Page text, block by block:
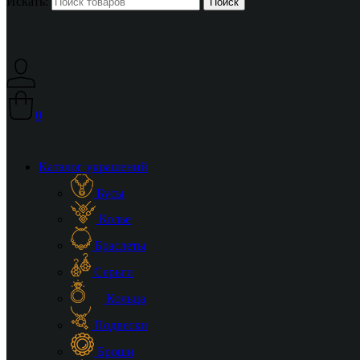
0
Каталог украшений
Бусы
Колье
Браслеты
Серьги
Кольца
Подвески
Броши